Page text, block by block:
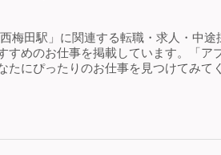
梅田駅」に関連する転職・求人・中
すめのお仕事を掲載しています。「ア
たにぴったりのお仕事を見つけてみて